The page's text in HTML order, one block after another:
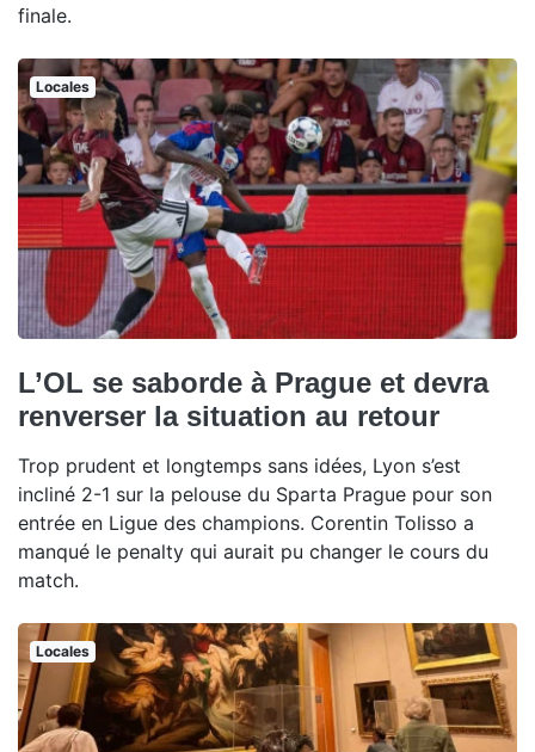
finale.
Locales
L’OL se saborde à Prague et devra
renverser la situation au retour
Trop prudent et longtemps sans idées, Lyon s’est
incliné 2-1 sur la pelouse du Sparta Prague pour son
entrée en Ligue des champions. Corentin Tolisso a
manqué le penalty qui aurait pu changer le cours du
match.
Locales